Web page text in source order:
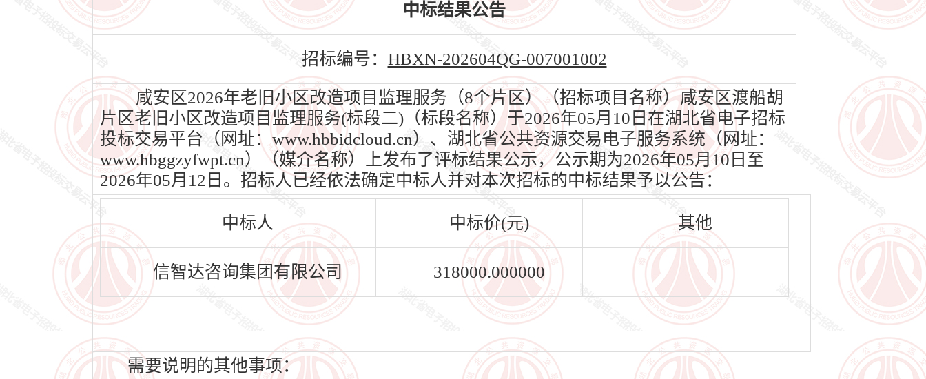
中标结果公告
招标编号： HBXN-202604QG-007001002
咸安区2026年老旧小区改造项目监理服务（8个片区）（招标项目名称）咸安区渡船胡
片区老旧小区改造项目监理服务(标段二)（标段名称）于2026年05月10日在湖北省电子招标
投标交易平台（网址：www.hbbidcloud.cn）、湖北省公共资源交易电子服务系统（网址：
www.hbggzyfwpt.cn）（媒介名称）上发布了评标结果公示，公示期为2026年05月10日至
2026年05月12日。招标人已经依法确定中标人并对本次招标的中标结果予以公告：
中标人 中标价(元) 其他
信智达咨询集团有限公司 318000.000000
需要说明的其他事项：